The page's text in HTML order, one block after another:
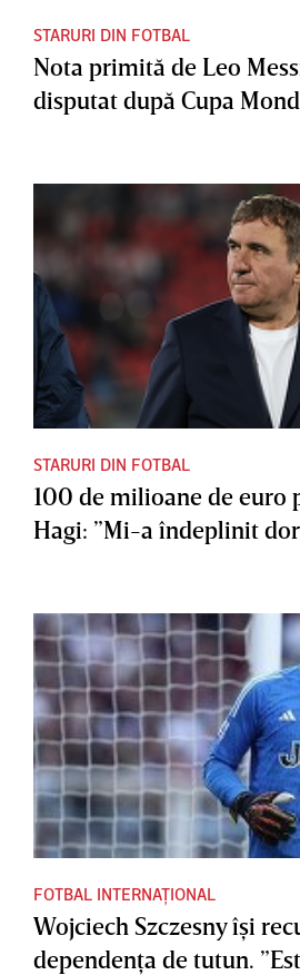
STARURI DIN FOTBAL
Nota primită de Leo
disputat după Cupa
STARURI DIN FOTBAL
100 de milioane de euro
Hagi: ”Mi-a îndeplinit
FOTBAL INTERNAȚIONAL
Wojciech Szczesny îşi
dependenţa de tutun.